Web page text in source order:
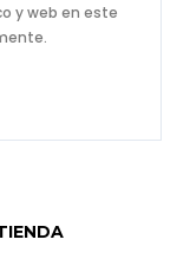
y web en este